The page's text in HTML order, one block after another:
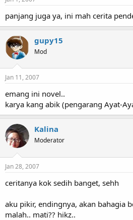
panjang juga ya, ini mah cerita
gupy15
Mod
Jan 11, 2007
emang ini novel..
karya kang abik (pengarang Ayat-
Kalina
Moderator
Jan 28, 2007
ceritanya kok sedih banget, sehh
aku pikir, endingnya, akan bahagia
malah.. mati?? hikz..